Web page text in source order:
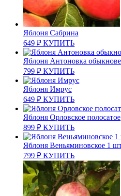
Яблоня Сабрина
649 ₽ КУПИТЬ
Яблоня Антоновка
799 ₽ КУПИТЬ
Яблоня Имрус
649 ₽ КУПИТЬ
Яблоня Орловское полосатое
899 ₽ КУПИТЬ
Яблоня Веньяминовское 1
799 ₽ КУПИТЬ